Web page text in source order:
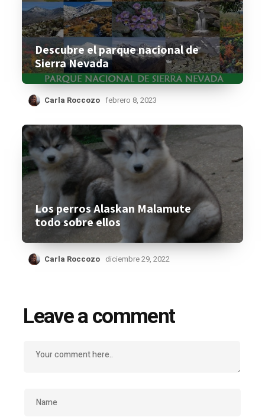
Descubre el parque nacional de
Sierra Nevada
Carla Roccozo febrero 8, 2023
Los perros Alaskan Malamute
todo sobre ellos
Carla Roccozo diciembre 29, 2022
Leave a comment